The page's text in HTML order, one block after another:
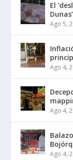
El
Dunas’
Ago 5,
Ago 4,
Ago 4,
Ago 4,